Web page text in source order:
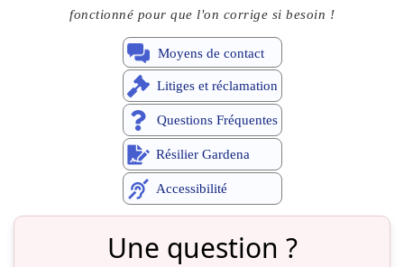
fonctionné pour que l'on corrige si besoin !
Moyens de contact
Litiges et réclamation
Questions Fréquentes
Résilier Gardena
Accessibilité
Une question ?